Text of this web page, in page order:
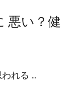
悪い？健
れる ...